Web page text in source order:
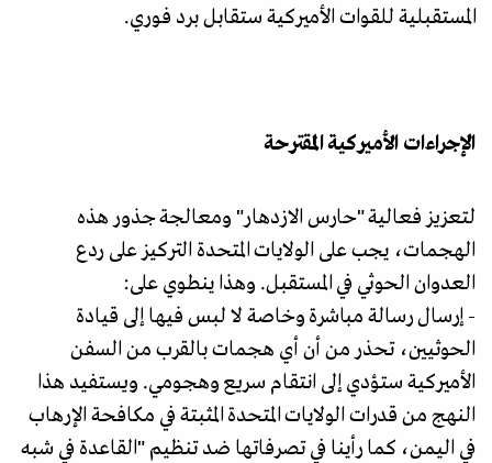
المستقبلية للقوات الأميركية ستقابل برد فوري.
الإجراءات الأميركية المقترحة
لتعزيز فعالية "حارس الازدهار" ومعالجة جذور هذه
الهجمات، يجب على الولايات المتحدة التركيز على ردع
العدوان الحوثي في المستقبل. وهذا ينطوي على:
- إرسال رسالة مباشرة وخاصة لا لبس فيها إلى قيادة
الحوثيين، تحذر من أن أي هجمات بالقرب من السفن
الأميركية ستؤدي إلى انتقام سريع وهجومي. ويستفيد هذا
النهج من قدرات الولايات المتحدة المثبتة في مكافحة الإرهاب
في اليمن، كما رأينا في تصرفاتها ضد تنظيم "القاعدة في شبه